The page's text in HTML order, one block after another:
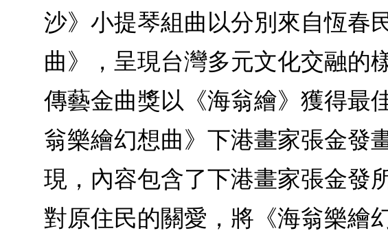
沙》小提琴組曲以分別來自恆春
曲》，呈現台灣多元文化交融的
傳藝金曲獎以《海翁繪》獲得最
翁樂繪幻想曲》下港畫家張金發
現，內容包含了下港畫家張金發
對原住民的關愛，將《海翁樂繪